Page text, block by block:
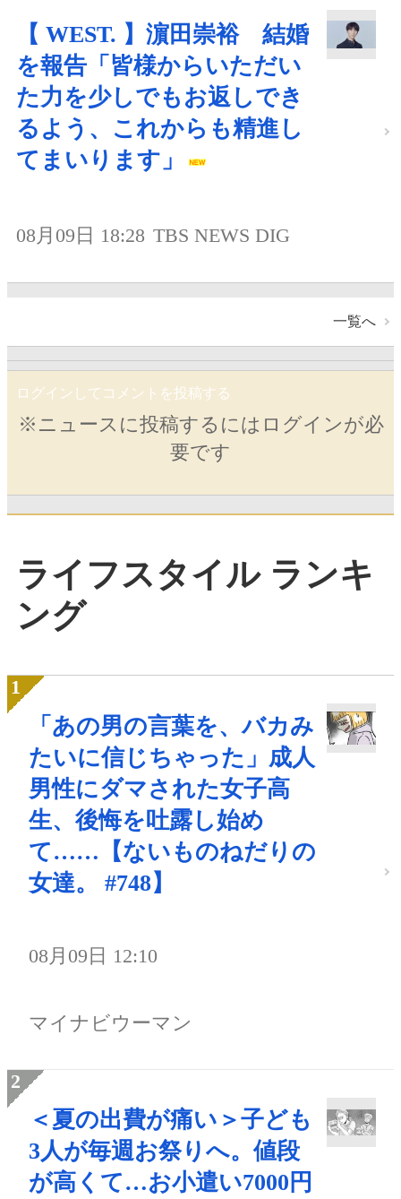
【 WEST. 】濵田崇裕 結婚
を報告「皆様からいただい
た力を少しでもお返しでき
るよう、これからも精進し
てまいります」
08月09日 18:28 TBS NEWS DIG
一覧へ
ログインしてコメントを投稿する
※ニュースに投稿するにはログインが必
要です
ライフスタイル ランキ
ング
「あの男の言葉を、バカみ
たいに信じちゃった」成人
男性にダマされた女子高
生、後悔を吐露し始め
て……【ないものねだりの
女達。 #748】
08月09日 12:10
マイナビウーマン
＜夏の出費が痛い＞子ども
3人が毎週お祭りへ。値段
が高くて…お小遣い7000円